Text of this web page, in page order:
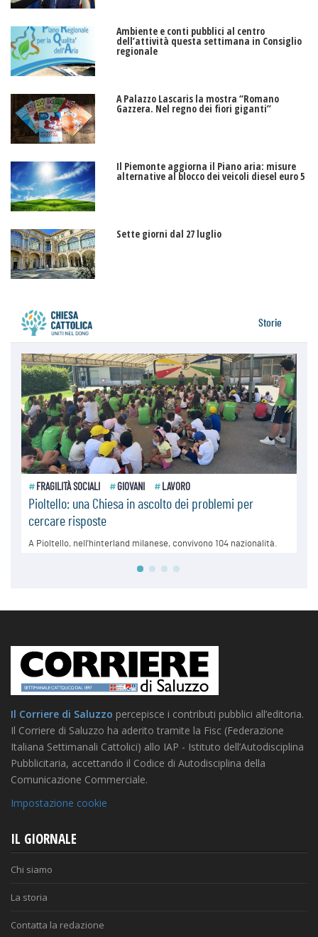
Ambiente e conti pubblici al centro
dell’attività questa settimana in Consiglio
regionale
A Palazzo Lascaris la mostra “Romano
Gazzera. Nel regno dei fiori giganti”
Il Piemonte aggiorna il Piano aria: misure
alternative al blocco dei veicoli diesel euro 5
Sette giorni dal 27 luglio
Il Corriere di Saluzzo percepisce i contributi pubblici all’editoria.
Il Corriere di Saluzzo ha aderito tramite la Fisc (Federazione
Italiana Settimanali Cattolici) allo IAP - Istituto dell’Autodisciplina
Pubblicitaria, accettando il Codice di Autodisciplina della
Comunicazione Commerciale.
Impostazione cookie
IL GIORNALE
Chi siamo
La storia
Contatta la redazione